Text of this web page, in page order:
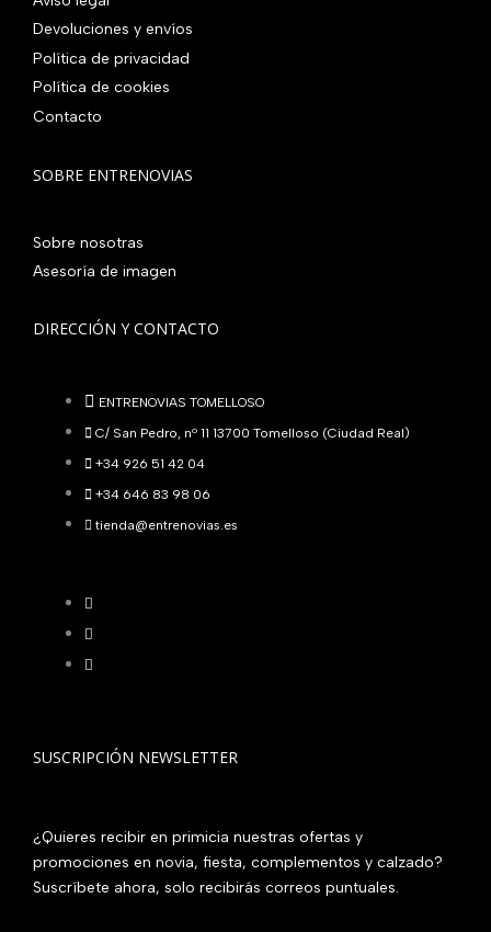
Devoluciones y envíos
Política de privacidad
Política de cookies
Contacto
SOBRE ENTRENOVIAS
Sobre nosotras
Asesoría de imagen
DIRECCIÓN Y CONTACTO
ENTRENOVIAS TOMELLOSO
C/ San Pedro, nº 11 13700 Tomelloso (Ciudad Real)
+34 926 51 42 04
+34 646 83 98 06
tienda@entrenovias.es
SUSCRIPCIÓN NEWSLETTER
¿Quieres recibir en primicia nuestras ofertas y
promociones en novia, fiesta, complementos y calzado?
Suscríbete ahora, solo recibirás correos puntuales.